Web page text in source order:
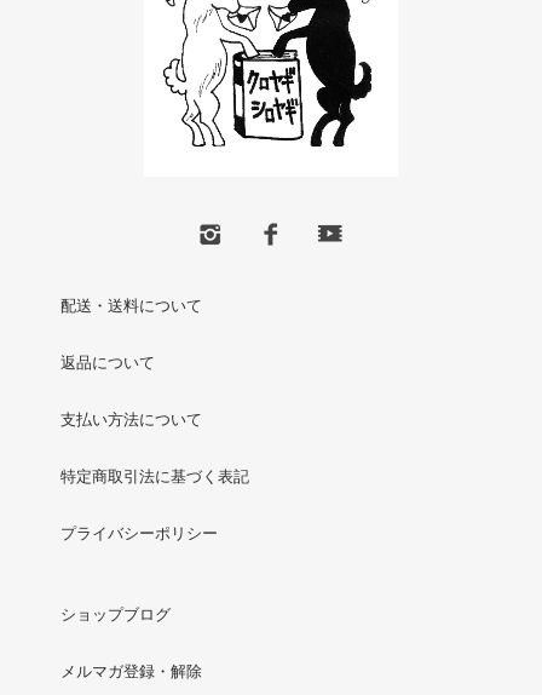
配送・送料について
返品について
支払い方法について
特定商取引法に基づく表記
プライバシーポリシー
ショップブログ
メルマガ登録・解除